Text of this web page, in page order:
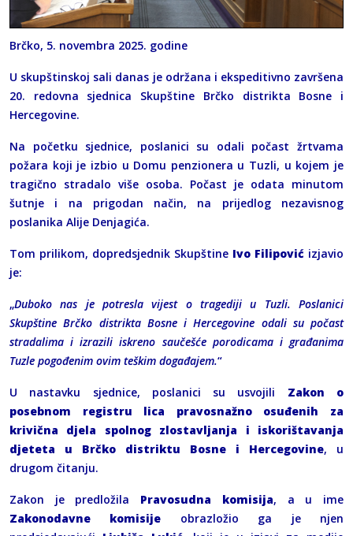
Brčko, 5. novembra 2025. godine
U skupštinskoj sali danas je održana i ekspeditivno završena
20. redovna sjednica Skupštine Brčko distrikta Bosne i
Hercegovine.
Na početku sjednice, poslanici su odali počast žrtvama
požara koji je izbio u Domu penzionera u Tuzli, u kojem je
tragično stradalo više osoba. Počast je odata minutom
šutnje i na prigodan način, na prijedlog nezavisnog
poslanika Alije Denjagića.
Tom prilikom, dopredsjednik Skupštine Ivo Filipović izjavio
je:
„Duboko nas je potresla vijest o tragediji u Tuzli. Poslanici
Skupštine Brčko distrikta Bosne i Hercegovine odali su počast
stradalima i izrazili iskreno saučešće porodicama i građanima
Tuzle pogođenim ovim teškim događajem.“
U nastavku sjednice, poslanici su usvojili Zakon o
posebnom registru lica pravosnažno osuđenih za
krivična djela spolnog zlostavljanja i iskorištavanja
djeteta u Brčko distriktu Bosne i Hercegovine, u
drugom čitanju.
Zakon je predložila Pravosudna komisija, a u ime
Zakonodavne komisije obrazložio ga je njen